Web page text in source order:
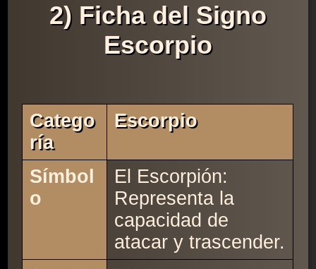
2) Ficha del Signo
Escorpio
Catego
Ría
Escorpio
Símbol
o
El Escorpión:
Representa la
capacidad de
atacar y trascender.